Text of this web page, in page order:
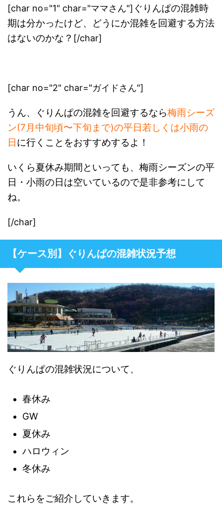
[char no="1" char="ママさん"] ぐりんぱの混雑時
期は分かったけど、どうにか混雑を回避する方法
はないのかな？ [/char]
[char no="2" char="ガイドさん"]
うん、ぐりんぱの混雑を回避するなら梅雨シーズ
ン(7月中旬頃〜下旬まで)の平日若しくは小雨の
日に行くことをおすすめするよ！
いくら夏休み期間といっても、梅雨シーズンの平
日・小雨の日は空いているので是非参考にして
ね。
[/char]
【ケース別】ぐりんぱの混雑状況予想
ぐりんぱの混雑状況について、
春休み
GW
夏休み
ハロウィン
冬休み
これらをご紹介していきます。